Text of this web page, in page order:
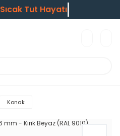
Sıcak Tut Hayatı
Konak